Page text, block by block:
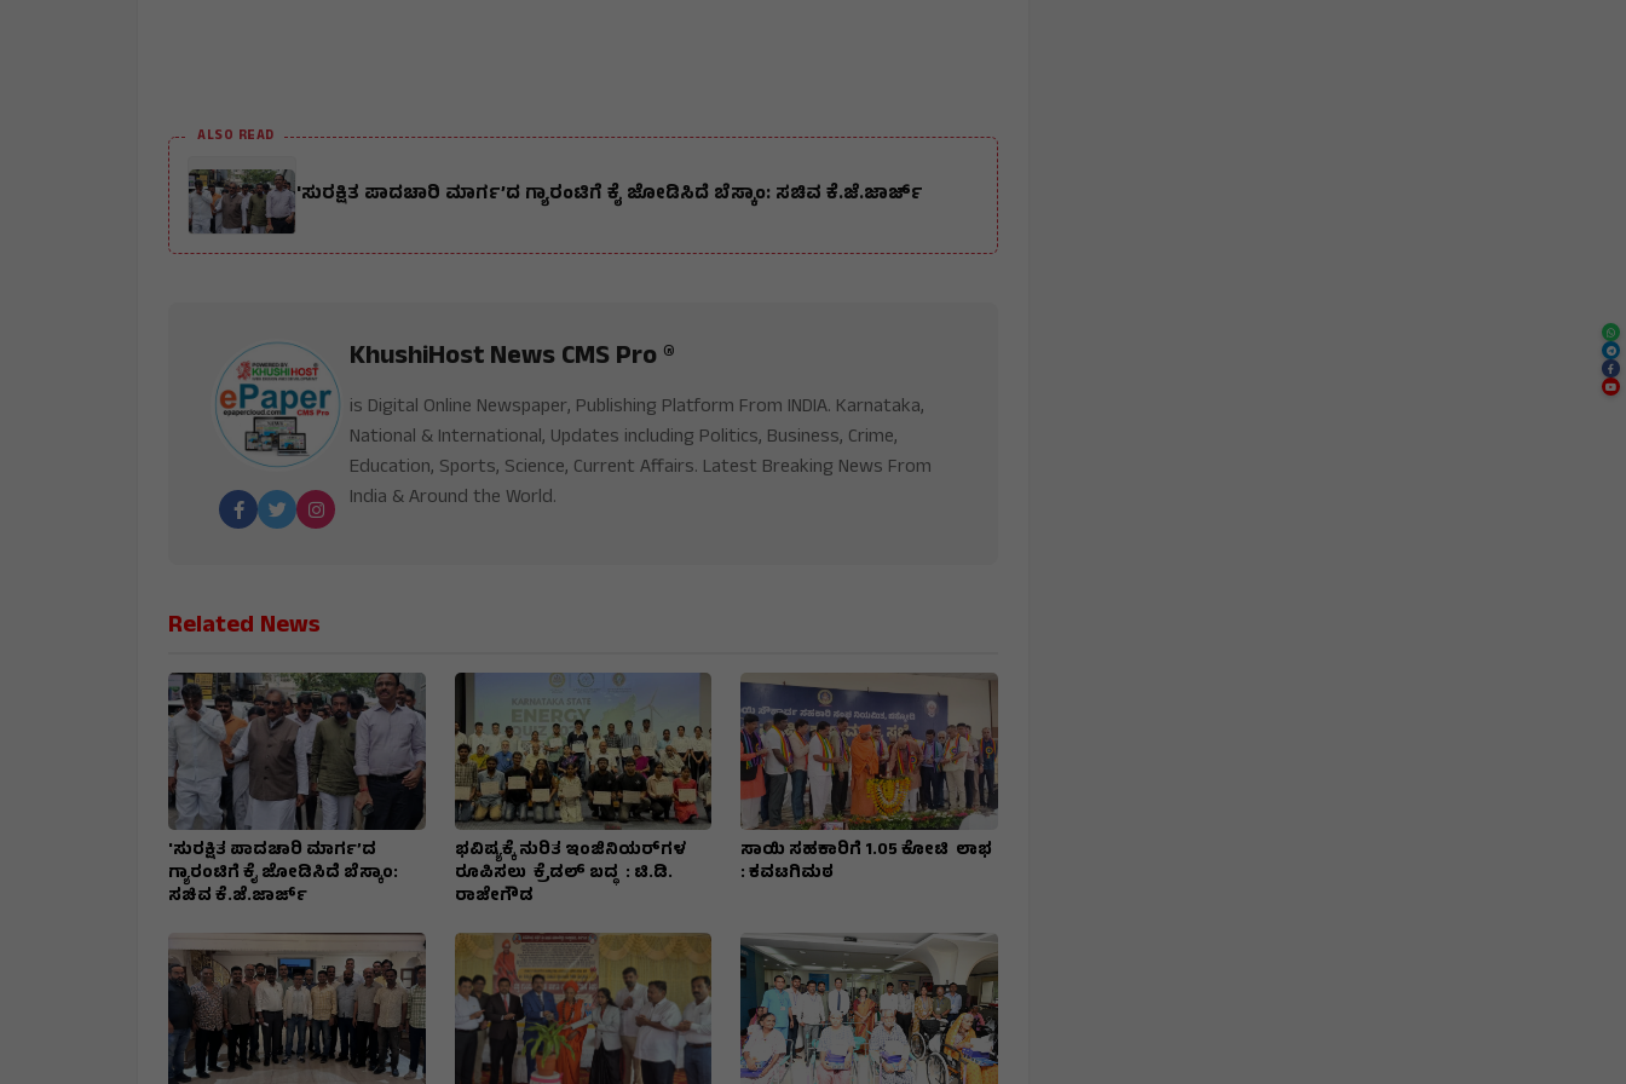
ALSO READ
'ಸುರಕ್ಷಿತ ಪಾದಚಾರಿ ಮಾರ್ಗ’ದ ಗ್ಯಾರಂಟಿಗೆ ಕೈ ಜೋಡಿಸಿದೆ ಬೆಸ್ಕಾಂ: ಸಚಿವ ಕೆ.ಜೆ.ಜಾರ್ಜ್
KhushiHost News CMS Pro ®
is Digital Online Newspaper, Publishing Platform From INDIA. Karnataka,
National & International, Updates including Politics, Business, Crime,
Education, Sports, Science, Current Affairs. Latest Breaking News From
India & Around the World.
Related News
'ಸುರಕ್ಷಿತ ಪಾದಚಾರಿ ಮಾರ್ಗ’ದ
ಗ್ಯಾರಂಟಿಗೆ ಕೈ ಜೋಡಿಸಿದೆ ಬೆಸ್ಕಾಂ:
ಸಚಿವ ಕೆ.ಜೆ.ಜಾರ್ಜ್
ಭವಿಷ್ಯಕ್ಕೆ ನುರಿತ ಇಂಜಿನಿಯರ್‌ಗಳ
ರೂಪಿಸಲು ಕ್ರೆಡಲ್‌ ಬದ್ಧ : ಟಿ.ಡಿ.
ರಾಜೇಗೌಡ
ಸಾಯಿ ಸಹಕಾರಿಗೆ ₹1.05 ಕೋಟಿ ಲಾಭ
: ಕವಟಗಿಮಠ